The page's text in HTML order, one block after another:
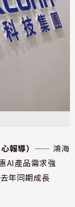
報導） ⸺ 鴻海
AI產品需求強
年同期成長